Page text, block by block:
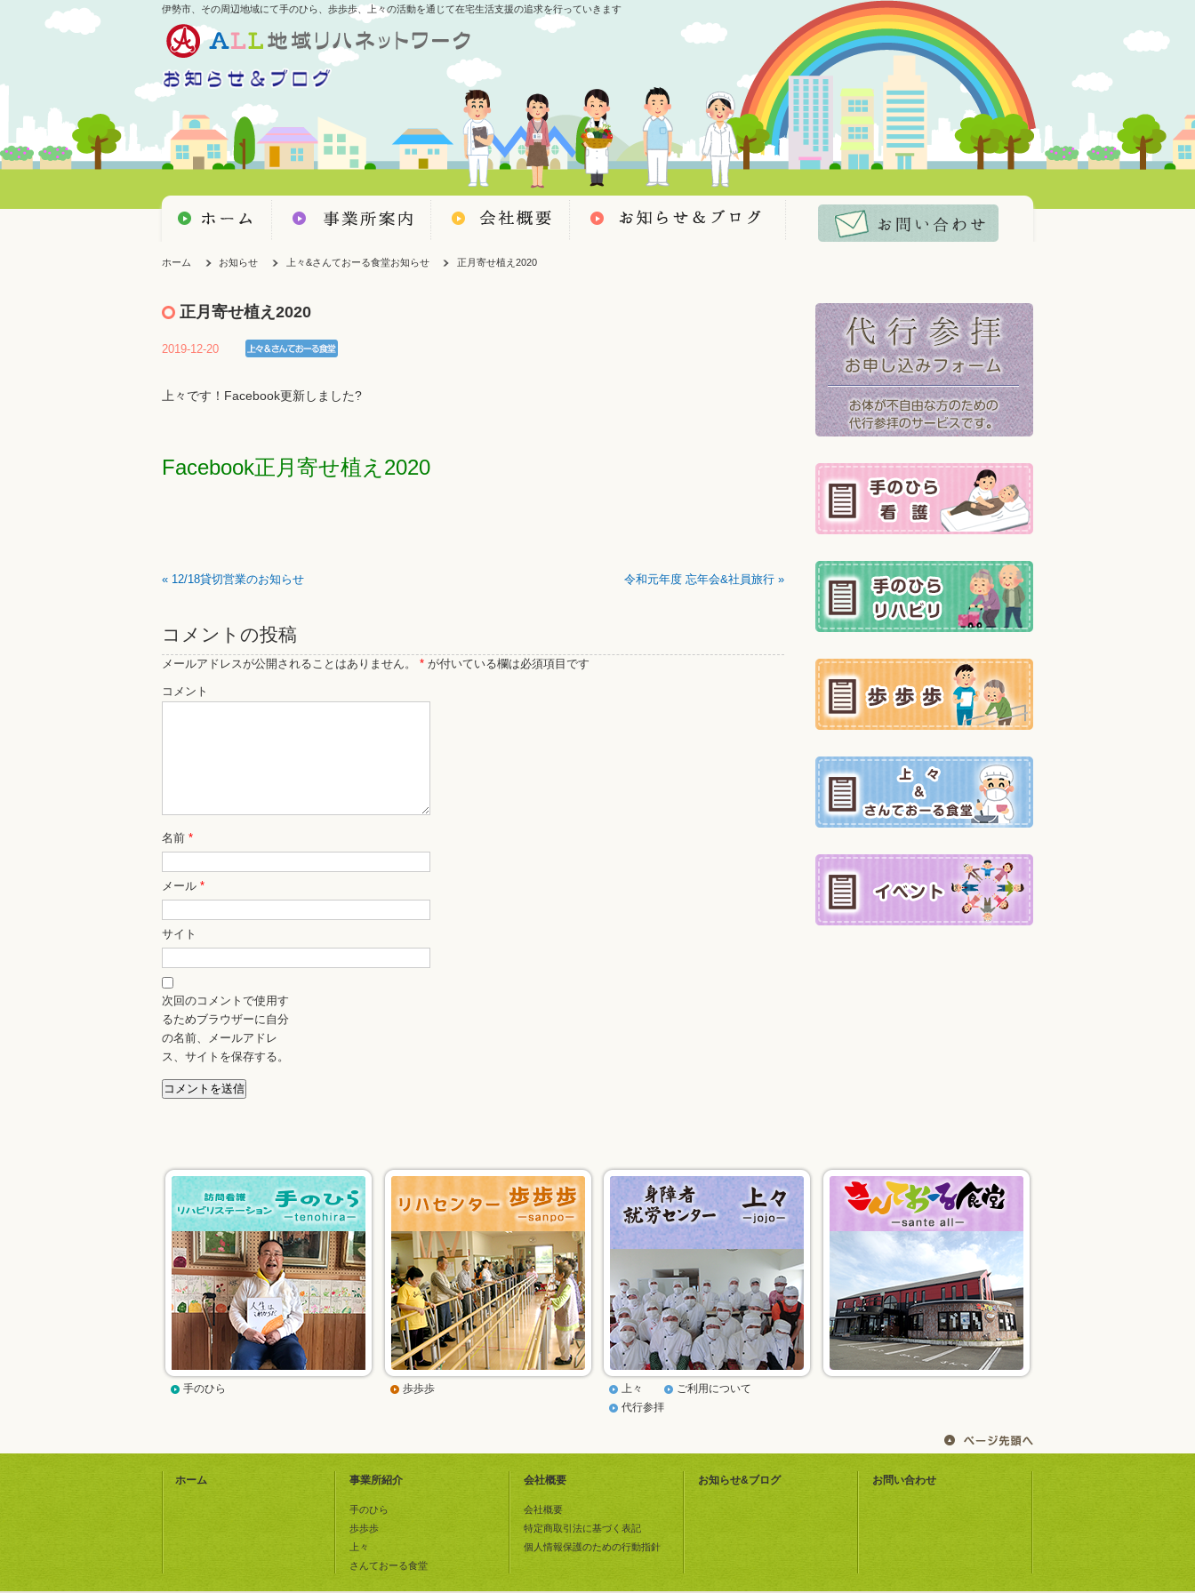
伊勢市、その周辺地域にて手のひら、歩歩歩、上々の活動を通じて在宅生活支援の追求を行っていきます
ホーム お知らせ 上々&さんておーる食堂お知らせ 正月寄せ植え2020
正月寄せ植え2020
2019-12-20
上々です！Facebook更新しました?
Facebook正月寄せ植え2020
« 12/18貸切営業のお知らせ 令和元年度 忘年会&社員旅行 »
コメントの投稿
メールアドレスが公開されることはありません。 * が付いている欄は必須項目です
コメント
名前 *
メール *
サイト
次回のコメントで使用す
るためブラウザーに自分
の名前、メールアドレ
ス、サイトを保存する。
手のひら 歩歩歩 上々
ご利用について
代行参拝
ホーム 事業所紹介
手のひら
歩歩歩
上々
さんておーる食堂
会社概要
会社概要
特定商取引法に基づく表記
個人情報保護のための行動指針
お知らせ&ブログ お問い合わせ